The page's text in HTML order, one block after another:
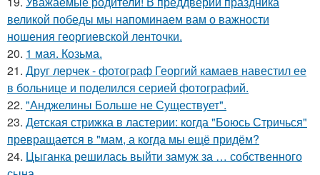
великой победы мы напоминаем вам о важности
ношения георгиевской ленточки.
20. 1 мая. Козьма.
21. Друг лерчек - фотограф Георгий камаев навестил ее
в больнице и поделился серией фотографий.
22. "Анджелины Больше не Существует".
23. Детская стрижка в ластерии: когда "Боюсь Стричься"
превращается в "мам, а когда мы ещё придём?
24. Цыганка решилась выйти замуж за … собственного